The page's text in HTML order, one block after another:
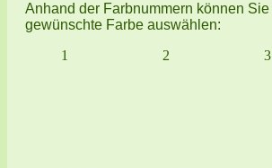
Anhand der Farbnummern können
gewünschte Farbe auswählen:
1
2 3